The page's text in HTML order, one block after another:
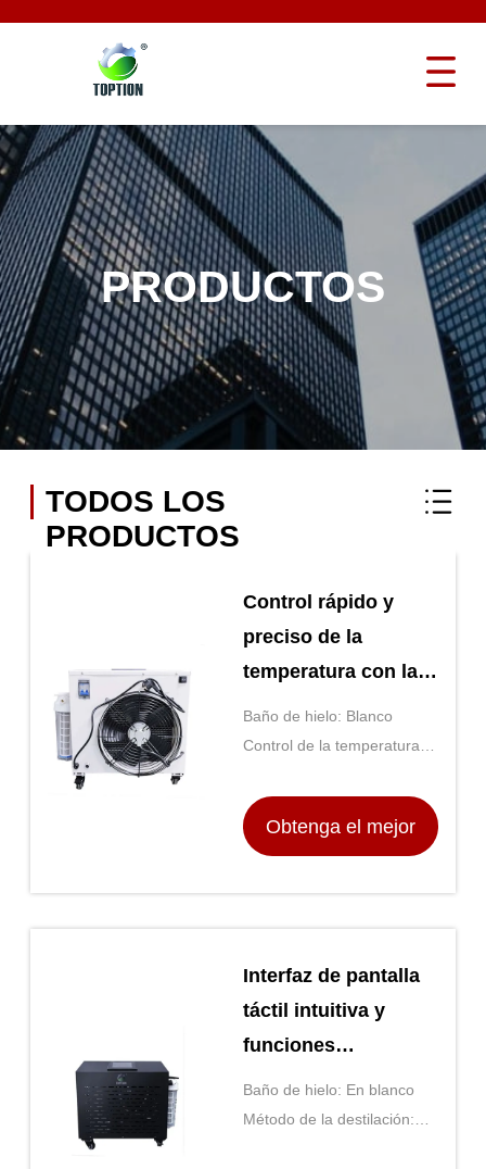
PRODUCTOS
TODOS LOS
PRODUCTOS
Control rápido y
preciso de la
temperatura con la
serie de baños de
hielo para
industrias
Baño de hielo: Blanco
Control de la temperatura:
Obtenga el mejor
Interfaz de pantalla
táctil intuitiva y
funciones
automatizadas en
nuestra serie de
Baño de hielo: En blanco
Método de la destilación: